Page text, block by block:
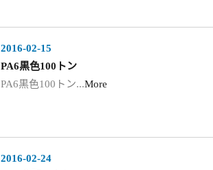
2016-02-15
PA6黒色100トン
PA6黒色100トン...More
2016-02-24